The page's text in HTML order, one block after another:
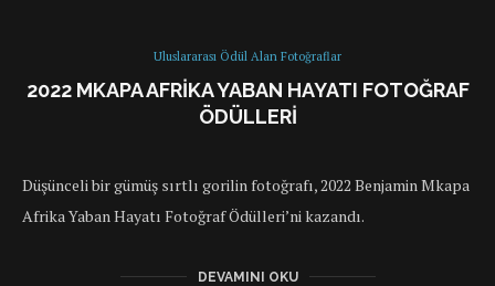
Uluslararası Ödül Alan Fotoğraflar
2022 MKAPA AFRIKA YABAN HAYATI FOTOĞRAF
ÖDÜLLERI
Düşünceli bir gümüş sırtlı gorilin fotoğrafı, 2022 Benjamin Mkapa
Afrika Yaban Hayatı Fotoğraf Ödülleri’ni kazandı.
DEVAMINI OKU